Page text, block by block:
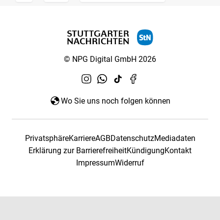
© NPG Digital GmbH 2026
Wo Sie uns noch folgen können
PrivatsphäreKarriereAGBDatenschutzMediadaten
Erklärung zur BarrierefreiheitKündigungKontakt
ImpressumWiderruf